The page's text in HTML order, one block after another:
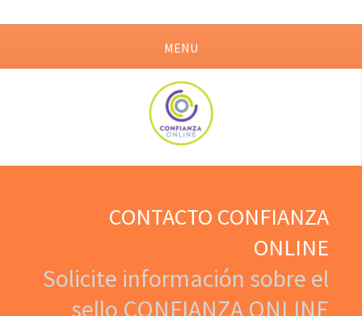
MENU
CONTACTO CONFIANZA
ONLINE
Solicite información sobre el
sello CONFIANZA ONLINE